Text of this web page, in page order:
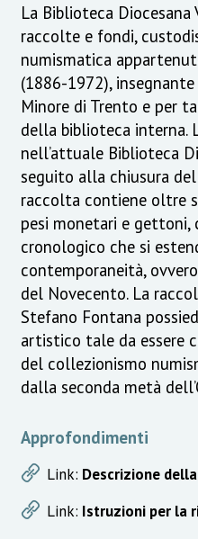
La Biblioteca
raccolte e fondi,
numismatica
(1886-1972),
Minore di Trento e per
della biblioteca interna.
nell’attuale Biblioteca
seguito alla chiusura
raccolta contiene oltre
pesi monetari e gettoni,
cronologico che si
contemporaneità,
del Novecento. La
Stefano Fontana
artistico tale da essere
del collezionismo
dalla seconda metà
Approfondimenti
Link: Descrizione
Link: Istruzioni per la